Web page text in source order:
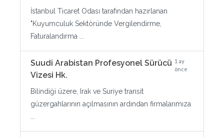
İstanbul Ticaret Odası tarafından hazırlanan
"Kuyumculuk Sektöründe Vergilendirme,
Faturalandırma ...
Suudi Arabistan Profesyonel Sürücü
Vizesi Hk.
1 ay
önce
Bilindiği üzere, Irak ve Suriye transit
güzergahlarının açılmasının ardından firmalarımıza